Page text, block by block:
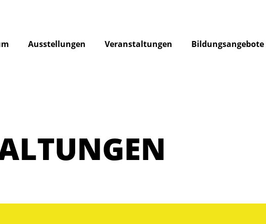
Ausstellungen Veranstaltungen Bildungsangebote